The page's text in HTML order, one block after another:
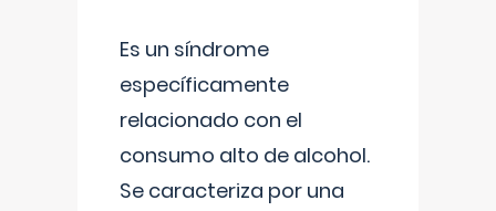
Es un síndrome
específicamente
relacionado con el
consumo alto de alcohol.
Se caracteriza por una